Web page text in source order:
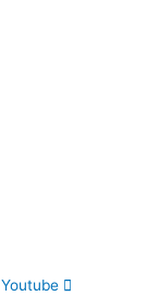
Youtube